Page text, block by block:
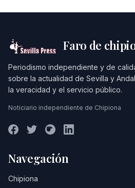
Faro de
Periodismo independiente y de
sobre la actualidad de Sevilla y
la veracidad y el servicio público.
Noticiario independiente de Chipiona
Navegación
Chipiona